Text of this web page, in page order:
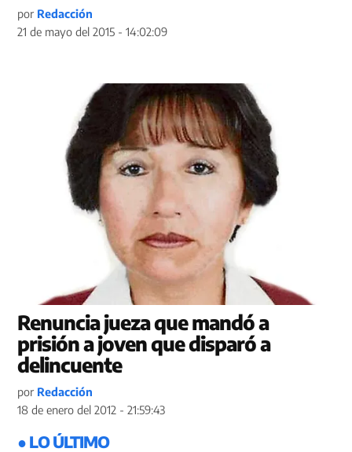
por Redacción
21 de mayo del 2015 - 14:02:09
Renuncia jueza que mandó a
prisión a joven que disparó a
delincuente
por Redacción
18 de enero del 2012 - 21:59:43
● LO ÚLTIMO